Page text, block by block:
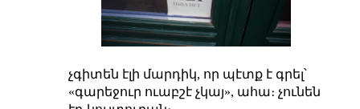
չգիտեն էլի մարդիկ, որ պէտք է գրել՝
«գարեջուր ուաբշէ չկայ», ահա։ չունեն